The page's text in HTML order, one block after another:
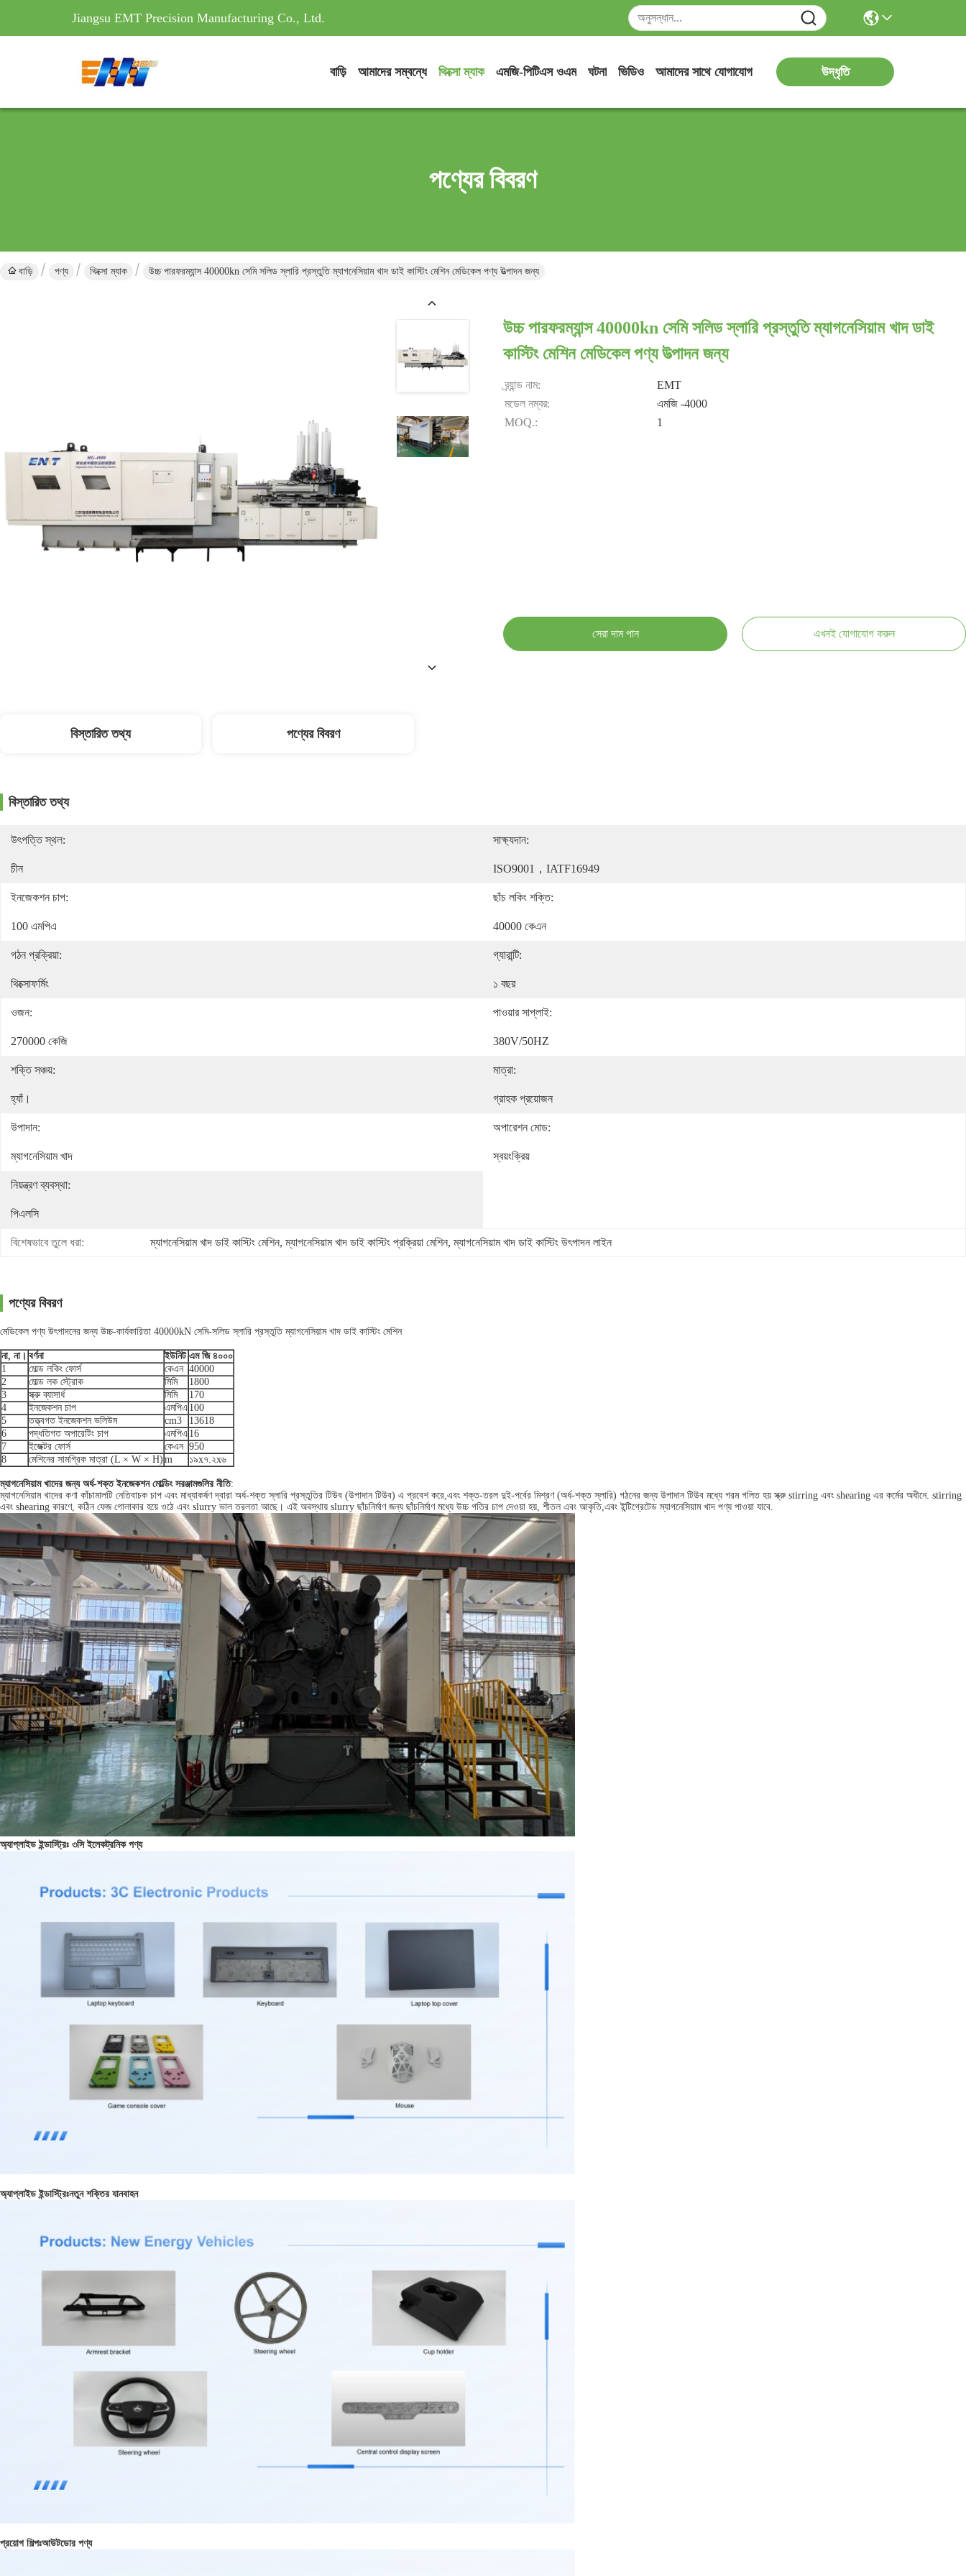
Jiangsu EMT Precision Manufacturing Co., Ltd.
বাড়ি আমাদের সম্বন্ধে থিক্সো ম্যাক এমজি-পিটিএস ওএম ঘটনা ভিডিও আমাদের সাথে যোগাযোগ উদ্ধৃতি
পণ্যের বিবরণ
বাড়ি পণ্য থিক্সো ম্যাক উচ্চ পারফরম্যান্স 40000kn সেমি সলিড স্লারি প্রস্তুতি ম্যাগনেসিয়াম খাদ ডাই কাস্টিং মেশিন মেডিকেল পণ্য উত্পাদন জন্য
উচ্চ পারফরম্যান্স 40000kn সেমি সলিড স্লারি প্রস্তুতি ম্যাগনেসিয়াম খাদ ডাই
কাস্টিং মেশিন মেডিকেল পণ্য উত্পাদন জন্য
ব্র্যান্ড নাম:
EMT
মডেল নম্বর:
এমজি -4000
MOQ.:
1
সেরা দাম পান এখনই যোগাযোগ করুন
বিস্তারিত তথ্য পণ্যের বিবরণ
বিস্তারিত তথ্য
উৎপত্তি স্থল:
চীন
সাক্ষ্যদান:
ISO9001，IATF16949
ইনজেকশন চাপ:
100 এমপিএ
ছাঁচ লকিং শক্তি:
40000 কেএন
গঠন প্রক্রিয়া:
থিক্সোফর্মিং
গ্যারান্টি:
১ বছর
ওজন:
270000 কেজি
পাওয়ার সাপ্লাই:
380V/50HZ
শক্তি সঞ্চয়:
হ্যাঁ।
মাত্রা:
গ্রাহক প্রয়োজন
উপাদান:
ম্যাগনেসিয়াম খাদ
অপারেশন মোড:
স্বয়ংক্রিয়
নিয়ন্ত্রণ ব্যবস্থা:
পিএলসি
বিশেষভাবে তুলে ধরা: ম্যাগনেসিয়াম খাদ ডাই কাস্টিং মেশিন, ম্যাগনেসিয়াম খাদ ডাই কাস্টিং প্রক্রিয়া মেশিন, ম্যাগনেসিয়াম খাদ ডাই কাস্টিং উৎপাদন লাইন
পণ্যের বিবরণ
মেডিকেল পণ্য উৎপাদনের জন্য উচ্চ-কার্যকারিতা 40000kN সেমি-সলিড স্লারি প্রস্তুতি ম্যাগনেসিয়াম খাদ ডাই কাস্টিং মেশিন
না, না। বর্ণনা ইউনিট এম জি ৪০০০
1
মোল্ড লকিং ফোর্স কেএন 40000
2
মোল্ড লক স্ট্রোক মিমি
1800
3
স্ক্রু ব্যাসার্ধ মিমি
170
4
ইনজেকশন চাপ এমপিএ 100
5
তত্ত্বগত ইনজেকশন ভলিউম cm3
13618
6
পদ্ধতিগত অপারেটিং চাপ এমপিএ 16
7
ইজেক্টর ফোর্স কেএন 950
8
মেশিনের সামগ্রিক মাত্রা (L × W × H) m ১৯x৭.২x৬
ম্যাগনেসিয়াম খাদের জন্য অর্ধ-শক্ত ইনজেকশন মোল্ডিং সরঞ্জামগুলির নীতি:
ম্যাগনেসিয়াম খাদের কণা কাঁচামালটি নেতিবাচক চাপ এবং মাধ্যাকর্ষণ দ্বারা অর্ধ-শক্ত স্লারি প্রস্তুতির টিউব (উপাদান টিউব) এ প্রবেশ করে,এবং শক্ত-তরল দুই-পর্বের মিশ্রণ (অর্ধ-শক্ত স্লারি) গঠনের জন্য উপাদান টিউব মধ্যে গরম গলিত হয় স্ক্রু stirring এবং shearing এর কর্মের অধীনে. stirring
এবং shearing কারণে, কঠিন ফেজ গোলাকার হয়ে ওঠে এবং slurry ভাল তরলতা আছে। এই অবস্থায় slurry ছাঁচনির্মাণ জন্য ছাঁচনির্মাণ মধ্যে উচ্চ গতির চাপ দেওয়া হয়, শীতল এবং আকৃতি,এবং ইন্টিগ্রেটেড ম্যাগনেসিয়াম খাদ পণ্য পাওয়া যাবে.
অ্যাপ্লাইড ইন্ডাস্ট্রিঃ ৩সি ইলেকট্রনিক পণ্য
অ্যাপ্লাইড ইন্ডাস্ট্রিঃনতুন শক্তির যানবাহন
প্রয়োগ শিল্পঃআউটডোর পণ্য